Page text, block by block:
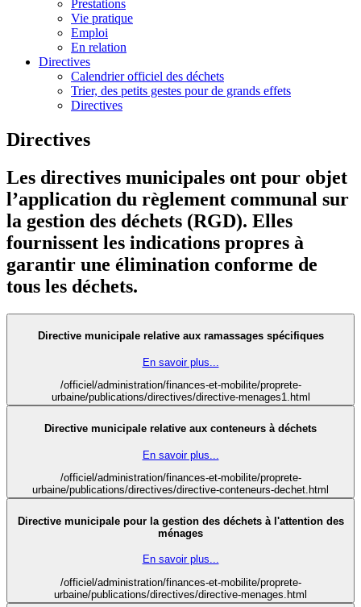
Prestations
Vie pratique
Emploi
En relation
Directives
Calendrier officiel des déchets
Trier, des petits gestes pour de grands effets
Directives
Directives
Les directives municipales ont pour objet
l’application du règlement communal sur
la gestion des déchets (RGD). Elles
fournissent les indications propres à
garantir une élimination conforme de
tous les déchets.
Directive municipale relative aux ramassages spécifiques
En savoir plus...
/officiel/administration/finances-et-mobilite/proprete-
urbaine/publications/directives/directive-menages1.html
Directive municipale relative aux conteneurs à déchets
En savoir plus...
/officiel/administration/finances-et-mobilite/proprete-
urbaine/publications/directives/directive-conteneurs-dechet.html
Directive municipale pour la gestion des déchets à l'attention des
ménages
En savoir plus...
/officiel/administration/finances-et-mobilite/proprete-
urbaine/publications/directives/directive-menages.html